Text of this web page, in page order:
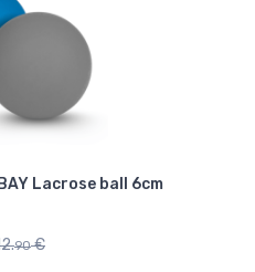
Lacrose ball 6cm
90€